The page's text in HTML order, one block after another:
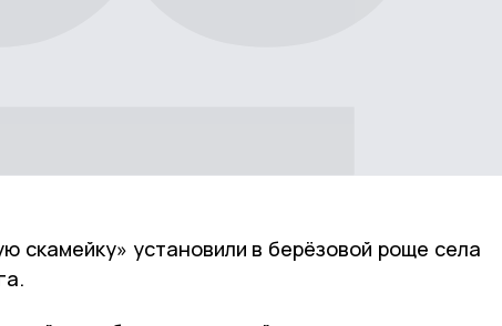
скамейку» установили в берёзовой роще села